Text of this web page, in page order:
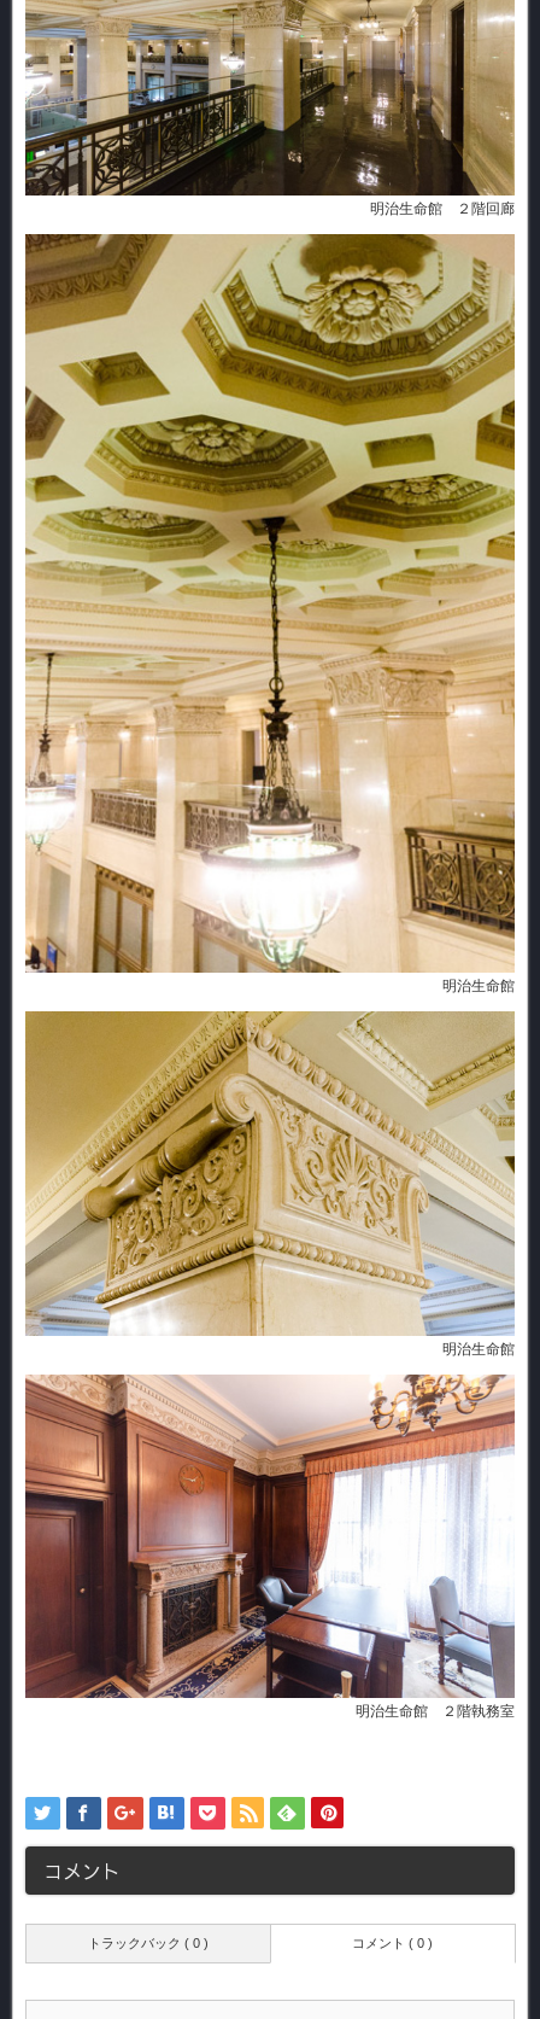
明治生命館 ２階回廊
明治生命館
明治生命館
明治生命館 ２階執務室
コメント
トラックバック ( 0 ) コメント ( 0 )